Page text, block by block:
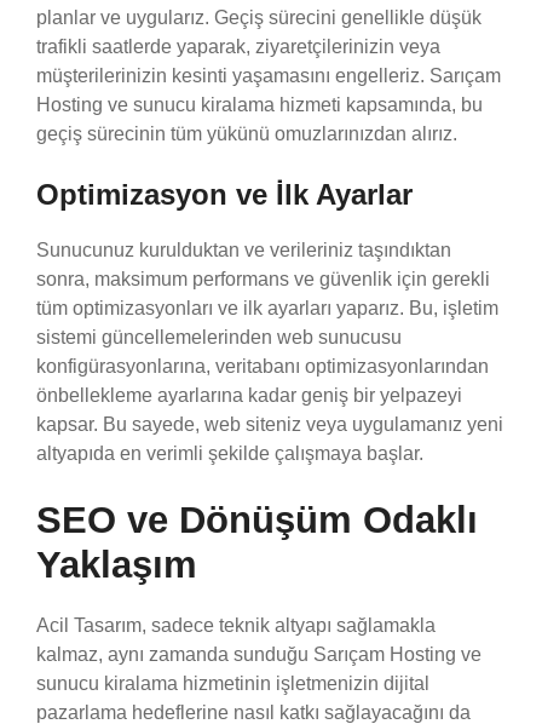
planlar ve uygularız. Geçiş sürecini genellikle düşük
trafikli saatlerde yaparak, ziyaretçilerinizin veya
müşterilerinizin kesinti yaşamasını engelleriz. Sarıçam
Hosting ve sunucu kiralama hizmeti kapsamında, bu
geçiş sürecinin tüm yükünü omuzlarınızdan alırız.
Optimizasyon ve İlk Ayarlar
Sunucunuz kurulduktan ve verileriniz taşındıktan
sonra, maksimum performans ve güvenlik için gerekli
tüm optimizasyonları ve ilk ayarları yaparız. Bu, işletim
sistemi güncellemelerinden web sunucusu
konfigürasyonlarına, veritabanı optimizasyonlarından
önbellekleme ayarlarına kadar geniş bir yelpazeyi
kapsar. Bu sayede, web siteniz veya uygulamanız yeni
altyapıda en verimli şekilde çalışmaya başlar.
SEO ve Dönüşüm Odaklı
Yaklaşım
Acil Tasarım, sadece teknik altyapı sağlamakla
kalmaz, aynı zamanda sunduğu Sarıçam Hosting ve
sunucu kiralama hizmetinin işletmenizin dijital
pazarlama hedeflerine nasıl katkı sağlayacağını da